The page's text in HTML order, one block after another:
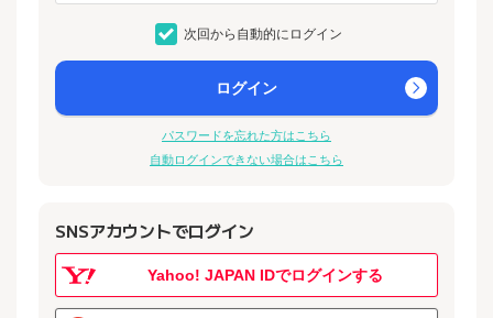
次回から自動的にログイン
ログイン
パスワードを忘れた方はこちら
自動ログインできない場合はこちら
SNSアカウントでログイン
Yahoo! JAPAN IDでログインする